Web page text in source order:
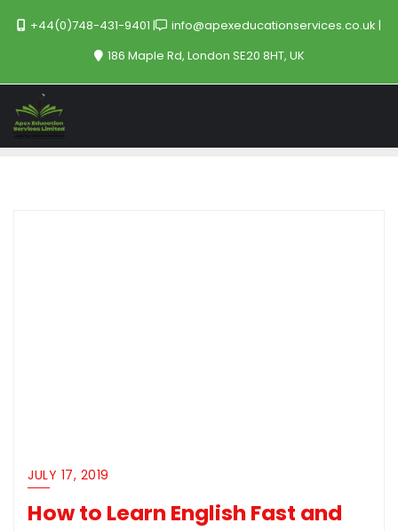
+44(0)748-431-9401
info@apexeducationservices.co.uk
186 Maple Rd, London SE20 8HT, UK
JULY 17, 2019
How to Learn English Fast and